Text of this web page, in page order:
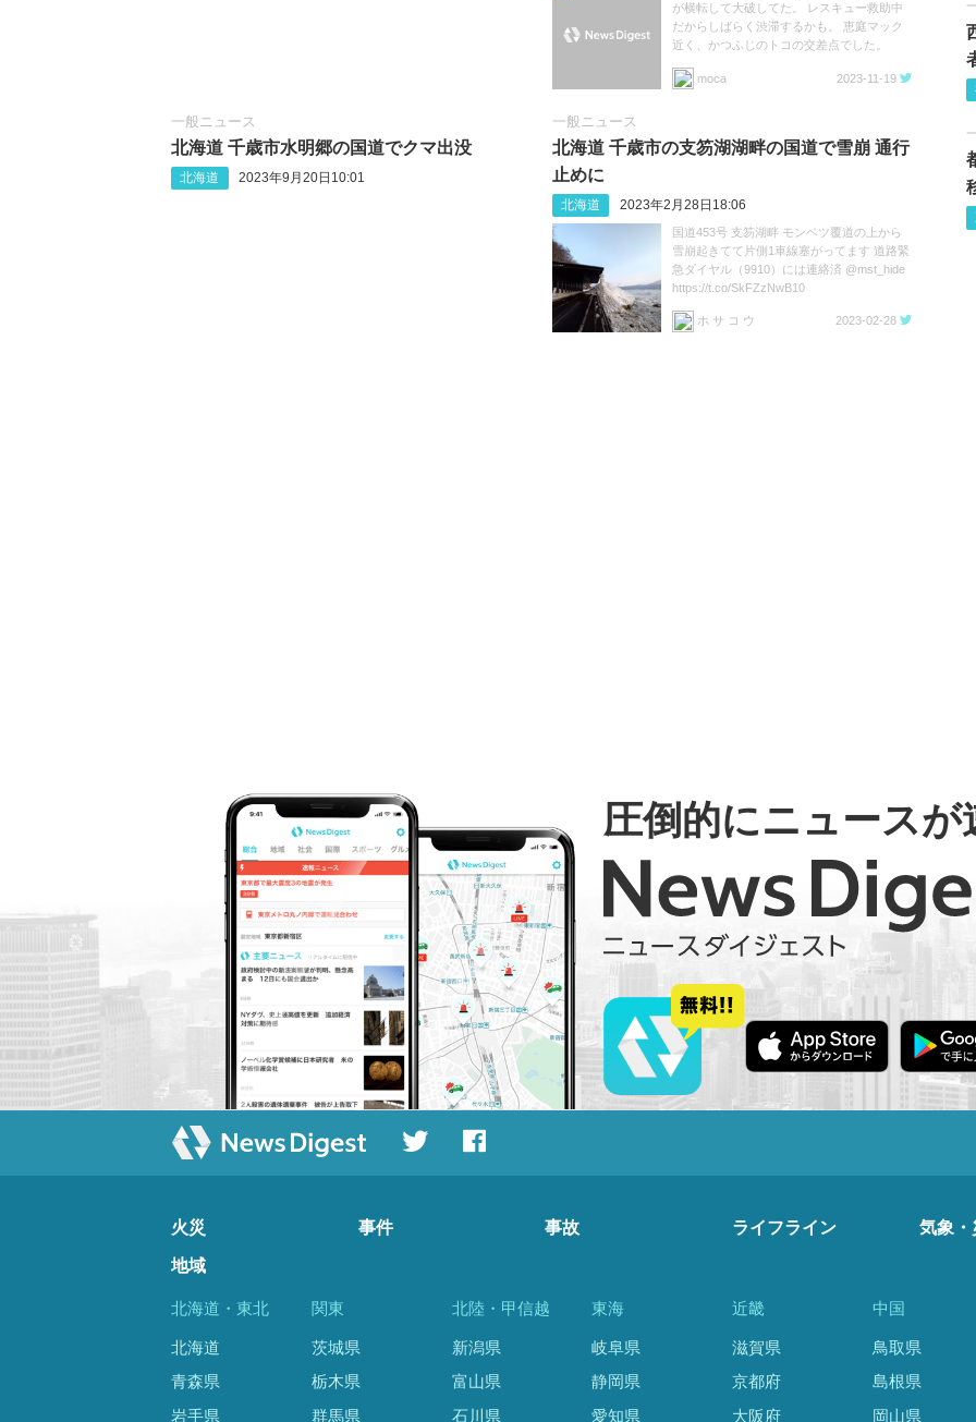
が横転して大破してた。 レスキュー救助中
だからしばらく渋滞するかも。 恵庭マック
近く、かつふじのトコの交差点でした。
moca
2023-11-19
一般ニュース
北海道 千歳市水明郷の国道でクマ出没
北海道 2023年9月20日10:01
一般ニュース
北海道 千歳市の支笏湖湖畔の国道で雪崩 通行
止めに
北海道 2023年2月28日18:06
国道453号 支笏湖畔 モンベツ覆道の上から
雪崩起きてて片側1車線塞がってます 道路緊
急ダイヤル（9910）には連絡済 @mst_hide
https://t.co/SkFZzNwB10
ホ サ コ ウ 2023-02-28
圧倒的にニュースが
火災 事件 事故 ライフライン 気象・
地域
北海道・東北
北海道
青森県
岩手県
関東
茨城県
栃木県
群馬県
北陸・甲信越
新潟県
富山県
石川県
東海
岐阜県
静岡県
愛知県
近畿
滋賀県
京都府
大阪府
中国
鳥取県
島根県
岡山県